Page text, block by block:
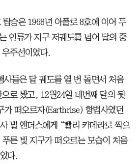
승은 1968년 아폴로 8호에 이어 두
인류가 지구 저궤도를 넘어 달의 중
주선이었다.
사들은 달 궤도를 열 번 돌면서 처음
로 봤고, 12월24일 네번째 달의 뒷
가 떠오르자(Earthrise) 항법사였던
빌 앤더스에게 “빨리 카메라로 찍으
른 빛 지구가 떠오르는 모습이 처음
다.